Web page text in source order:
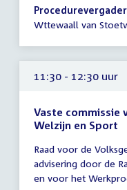
10:15
-
uur
Wttewaall van
11:30 - 12:30 uur
Vaste commissie
Welzijn en Sport
vergadering
11:30
-
Raad voor de
advisering door de
en voor het